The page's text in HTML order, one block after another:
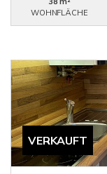
WOHNFLÄCHE
VERKAUFT